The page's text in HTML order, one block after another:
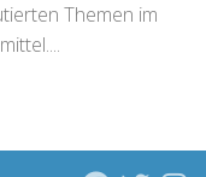
Themen im